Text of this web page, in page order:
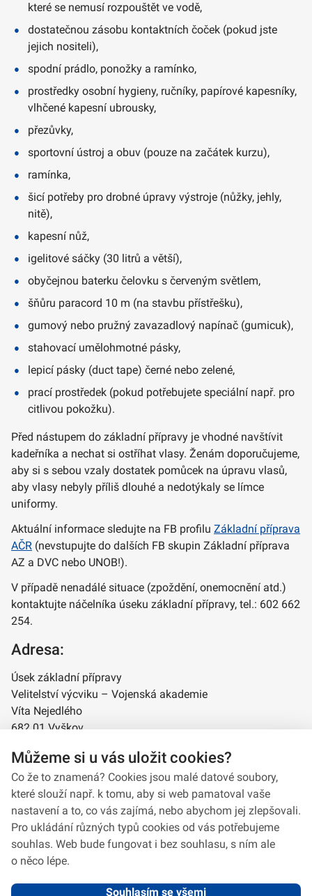
které se nemusí rozpouštět ve vodě,
dostatečnou zásobu kontaktních čoček (pokud jste
jejich nositeli),
spodní prádlo, ponožky a ramínko,
prostředky osobní hygieny, ručníky, papírové kapesníky,
vlhčené kapesní ubrousky,
přezůvky,
sportovní ústroj a obuv (pouze na začátek kurzu),
ramínka,
šicí potřeby pro drobné úpravy výstroje (nůžky, jehly,
nitě),
kapesní nůž,
igelitové sáčky (30 litrů a větší),
obyčejnou baterku čelovku s červeným světlem,
šňůru paracord 10 m (na stavbu přístřešku),
gumový nebo pružný zavazadlový napínač (gumicuk),
stahovací umělohmotné pásky,
lepicí pásky (duct tape) černé nebo zelené,
prací prostředek (pokud potřebujete speciální např. pro
citlivou pokožku).
Před nástupem do základní přípravy je vhodné navštívit
kadeřníka a nechat si ostříhat vlasy. Ženám doporučujeme,
aby si s sebou vzaly dostatek pomůcek na úpravu vlasů,
aby vlasy nebyly příliš dlouhé a nedotýkaly se límce
uniformy.
Aktuální informace sledujte na FB profilu Základní příprava
AČR (nevstupujte do dalších FB skupin Základní příprava
AZ a DVC nebo UNOB!).
V případě nenadálé situace (zpoždění, onemocnění atd.)
kontaktujte náčelníka úseku základní přípravy, tel.: 602 662
254.
Adresa:
Úsek základní přípravy
Velitelství výcviku – Vojenská akademie
Víta Nejedlého
682 01 Vyškov
Můžeme si u vás uložit cookies?
Co že to znamená? Cookies jsou malé datové soubory,
které slouží např. k tomu, aby si web pamatoval vaše
nastavení a to, co vás zajímá, nebo abychom jej zlepšovali.
Pro ukládání různých typů cookies od vás potřebujeme
souhlas. Web bude fungovat i bez souhlasu, s ním ale
o něco lépe.
Souhlasím se všemi